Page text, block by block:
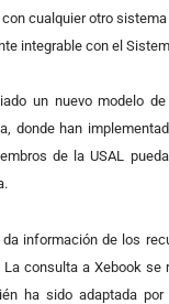
cualquier otro
integrable con el
un nuevo modelo
donde han
de la USAL
información de los
consulta a Xebook
ha sido adaptada